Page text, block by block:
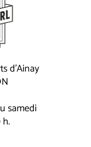
d'Ainay
samedi